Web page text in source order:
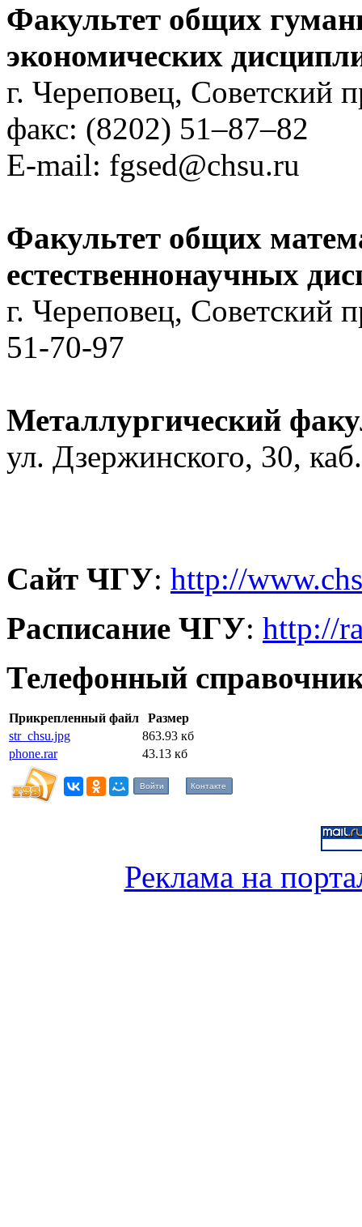
Факультет общих
экономических
г. Череповец, Советский
факс: (8202) 51–87–82
E-mail: fgsed@chsu.ru
Факультет общих
естественнонаучных
г. Череповец, Советский
51-70-97
Металлургический
ул. Дзержинского, 30,
Сайт ЧГУ: http://
Расписание ЧГУ: http://
Телефонный
Прикрепленный файл
Размер
str_chsu.jpg
863.93 кб
phone.rar
43.13 кб
Войти Контакте
Реклама на